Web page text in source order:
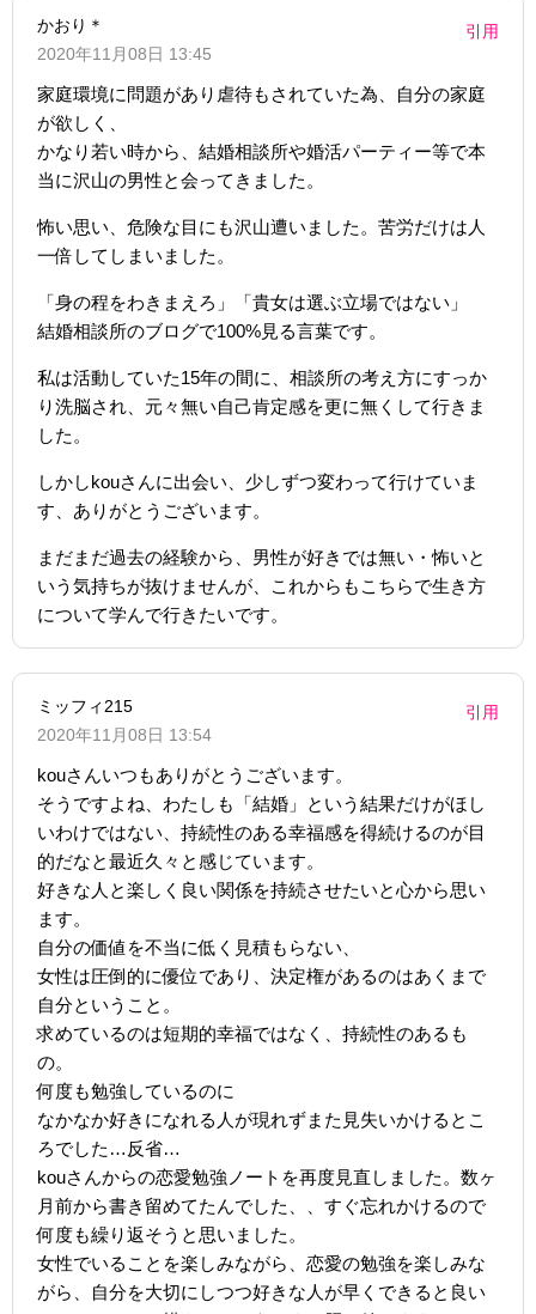
かおり＊
2020年11月08日 13:45
引用
家庭環境に問題があり虐待もされていた為、自分の家庭
が欲しく、
かなり若い時から、結婚相談所や婚活パーティー等で本
当に沢山の男性と会ってきました。
怖い思い、危険な目にも沢山遭いました。苦労だけは人
一倍してしまいました。
「身の程をわきまえろ」「貴女は選ぶ立場ではない」
結婚相談所のブログで100%見る言葉です。
私は活動していた15年の間に、相談所の考え方にすっか
り洗脳され、元々無い自己肯定感を更に無くして行きま
した。
しかしkouさんに出会い、少しずつ変わって行けていま
す、ありがとうございます。
まだまだ過去の経験から、男性が好きでは無い・怖いと
いう気持ちが抜けませんが、これからもこちらで生き方
について学んで行きたいです。
ミッフィ215
2020年11月08日 13:54
引用
kouさんいつもありがとうございます。
そうですよね、わたしも「結婚」という結果だけがほし
いわけではない、持続性のある幸福感を得続けるのが目
的だなと最近久々と感じています。
好きな人と楽しく良い関係を持続させたいと心から思い
ます。
自分の価値を不当に低く見積もらない、
女性は圧倒的に優位であり、決定権があるのはあくまで
自分ということ。
求めているのは短期的幸福ではなく、持続性のあるも
の。
何度も勉強しているのに
なかなか好きになれる人が現れずまた見失いかけるとこ
ろでした…反省…
kouさんからの恋愛勉強ノートを再度見直しました。数ヶ
月前から書き留めてたんでした、、すぐ忘れかけるので
何度も繰り返そうと思いました。
女性でいることを楽しみながら、恋愛の勉強を楽しみな
がら、自分を大切にしつつ好きな人が早くできると良い